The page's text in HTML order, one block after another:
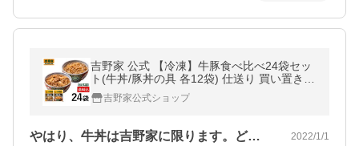
吉野家 公式 【冷凍】牛豚食べ比べ24袋セッ
ト(牛丼/豚丼の具 各12袋) 仕送り 買い置き
時短 冷凍食品 取り寄せ 時短 爆買
吉野家公式ショップ
やはり、牛丼は吉野家に限ります。どれも… 2022/1/1